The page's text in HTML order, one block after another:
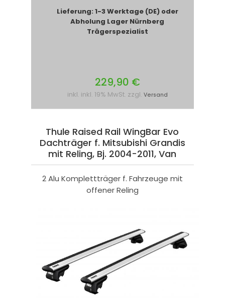
Lieferung: 1-3 Werktage (DE) oder
Abholung Lager Nürnberg
Trägerspezialist
229,90 €
inkl. inkl. 19% MwSt. zzgl. Versand
Thule Raised Rail WingBar Evo
Dachträger f. Mitsubishi Grandis
mit Reling, Bj. 2004-2011, Van
2 Alu Komplettträger f. Fahrzeuge mit
offener Reling